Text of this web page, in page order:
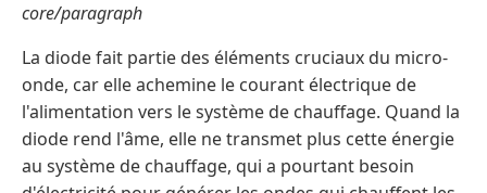
core/paragraph
La diode fait partie des éléments cruciaux du micro-
onde, car elle achemine le courant électrique de
l'alimentation vers le système de chauffage. Quand la
diode rend l'âme, elle ne transmet plus cette énergie
au système de chauffage, qui a pourtant besoin